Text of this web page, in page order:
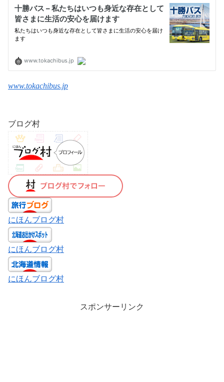
www.tokachibus.jp
ブログ村
にほんブログ村
にほんブログ村
にほんブログ村
スポンサーリンク